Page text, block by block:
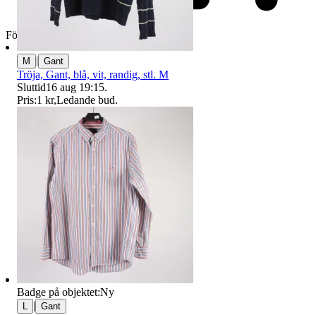
Företag
M | Gant
Tröja, Gant, blå, vit, randig, stl. M
Sluttid16 aug 19:15.
Pris:1 kr,Ledande bud.
Badge på objektet:Ny
L | Gant